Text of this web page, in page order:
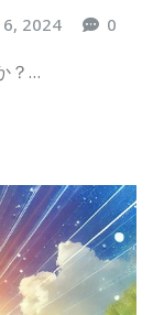
6, 2024 0
？…